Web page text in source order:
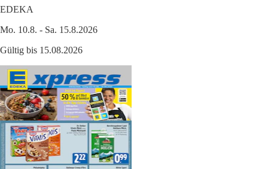
EDEKA
Mo. 10.8. - Sa. 15.8.2026
Gültig bis 15.08.2026